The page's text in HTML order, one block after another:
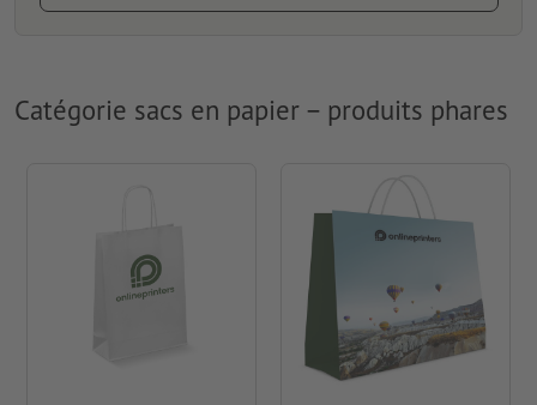
Catégorie sacs en papier – produits phares